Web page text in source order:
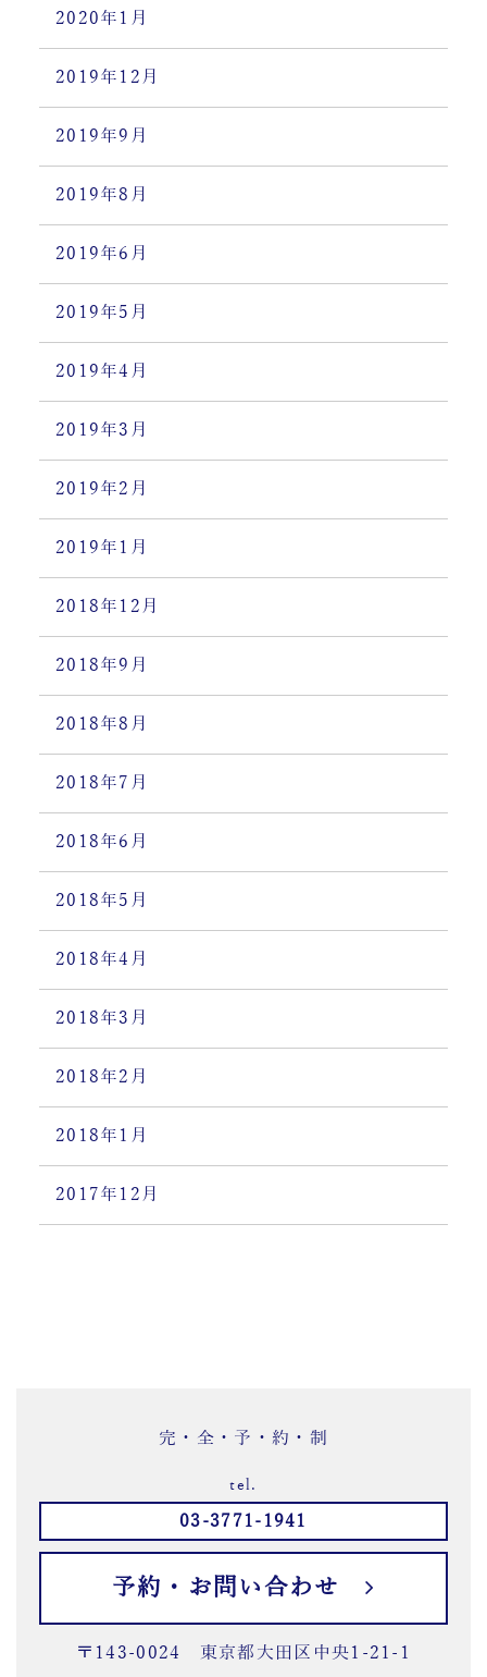
2020年1月
2019年12月
2019年9月
2019年8月
2019年6月
2019年5月
2019年4月
2019年3月
2019年2月
2019年1月
2018年12月
2018年9月
2018年8月
2018年7月
2018年6月
2018年5月
2018年4月
2018年3月
2018年2月
2018年1月
2017年12月
完・全・予・約・制
tel.
03-3771-1941
予約・お問い合わせ
〒143-0024 東京都大田区中央1-21-1